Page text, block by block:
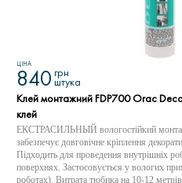
ЦІНА
840 грн
штука
Клей монтажний FDP700 Orac
клей
ЕКСТРАСИЛЬНЫЙ вологостійкий
забезпечує довговічне кріплення
Підходить для проведення внутрішніх
поверхнях. Застосовується у вологих
роботах). Витрата тюбика на 10-12